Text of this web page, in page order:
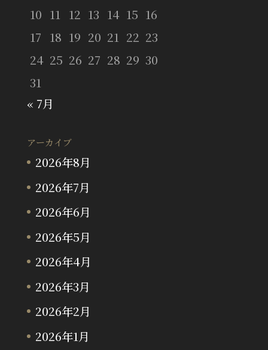
10 11 12 13 14 15 16
17 18 19 20 21 22 23
24 25 26 27 28 29 30
31
« 7月
アーカイブ
2026年8月
2026年7月
2026年6月
2026年5月
2026年4月
2026年3月
2026年2月
2026年1月